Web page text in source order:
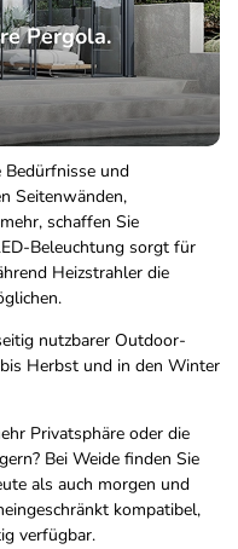
Pergola.
Bedürfnisse und
Seitenwänden,
schaffen Sie
Beleuchtung sorgt für
Heizstrahler die
nutzbarer Outdoor-
Herbst und in den Winter
Privatsphäre oder die
Bei Weide finden Sie
als auch morgen und
kompatibel,
verfügbar.